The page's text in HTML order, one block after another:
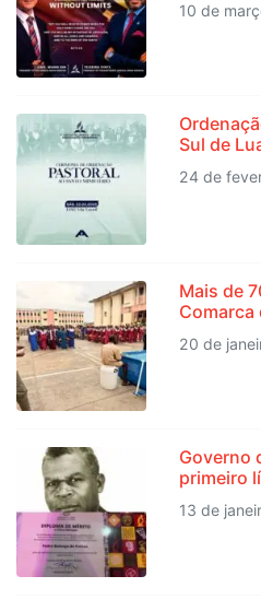
10 de
Sul de
24 de
Mais de
Comarca
20 de
Governo
primeiro
13 de